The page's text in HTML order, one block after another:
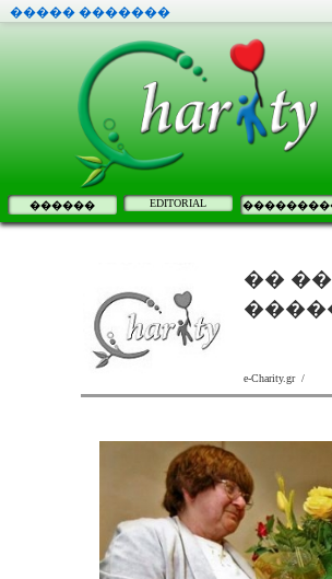
����� �������
������ EDITORIAL
��
e-Charity.gr /